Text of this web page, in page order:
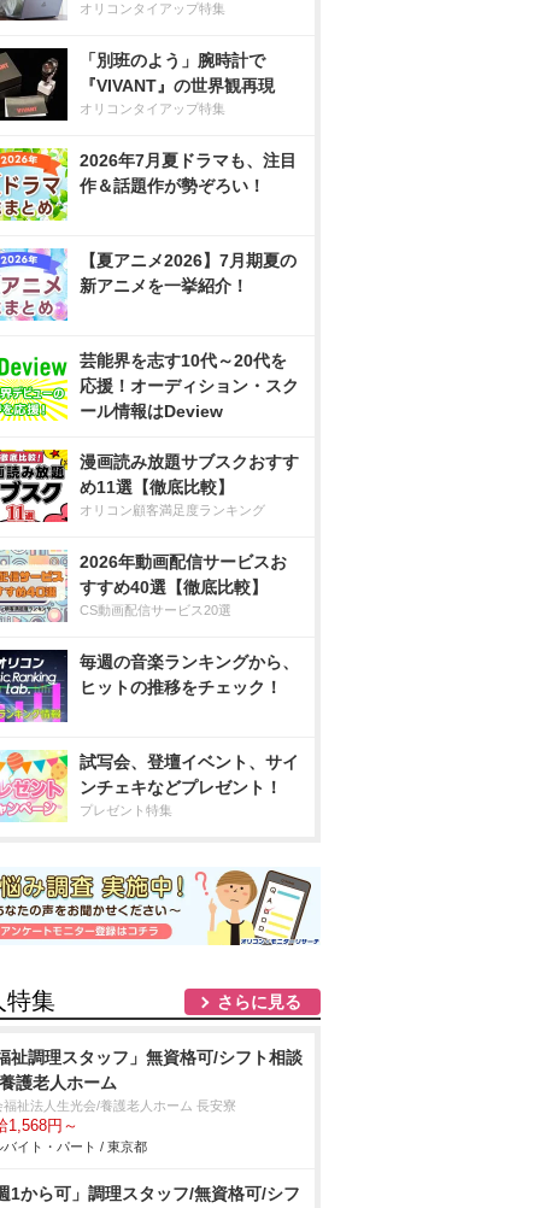
オリコンタイアップ特集
「別班のよう」腕時計で
『VIVANT』の世界観再現
オリコンタイアップ特集
2026年7月夏ドラマも、注目
作＆話題作が勢ぞろい！
【夏アニメ2026】7月期夏の
新アニメを一挙紹介！
芸能界を志す10代～20代を
応援！オーディション・スク
ール情報はDeview
漫画読み放題サブスクおすす
め11選【徹底比較】
オリコン顧客満足度ランキング
2026年動画配信サービスお
すすめ40選【徹底比較】
CS動画配信サービス20選
毎週の音楽ランキングから、
ヒットの推移をチェック！
試写会、登壇イベント、サイ
ンチェキなどプレゼント！
プレゼント特集
特集 さらに見る
祉調理スタッフ」無資格可/シフト相談
護老人ホーム
福祉法人生光会/養護老人ホーム 長安寮
1,568円～
バイト・パート / 東京都
1から可」調理スタッフ/無資格可/シフ